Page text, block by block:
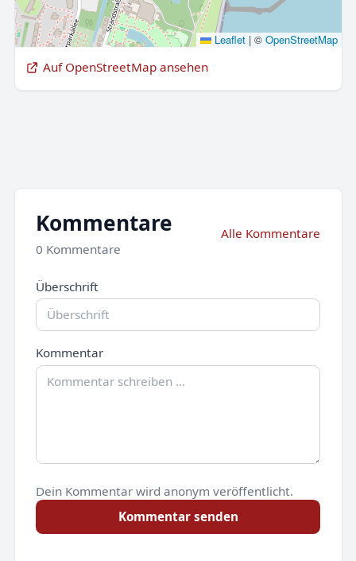
Leaflet |© OpenStreetMap
Auf OpenStreetMap ansehen
Kommentare
0 Kommentare
Alle Kommentare
Überschrift
Kommentar
Dein Kommentar wird anonym veröffentlicht.
Kommentar senden